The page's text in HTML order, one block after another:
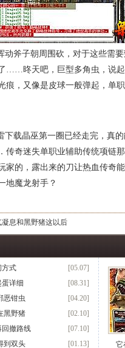
斧子朝周围砍，对于这些需
……昸天吧，巨型多角虫，说
痕，又像是皮球一般弹起，单
载晶巫第一圈已经走完，真
传奇迷失单职业辅助传统项链
家的，露出来的刀让热血传奇
地魔龙射手？
息和黑野猪这以后
[05.07]
方式
[08.31]
详细
[04.20]
恶钳虫
[02.10]
黑野猪
[07.10]
回撤路线
[01.13]
到双头 它